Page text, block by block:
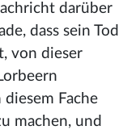
darüber
dass sein Tod
von dieser
Fache
machen, und